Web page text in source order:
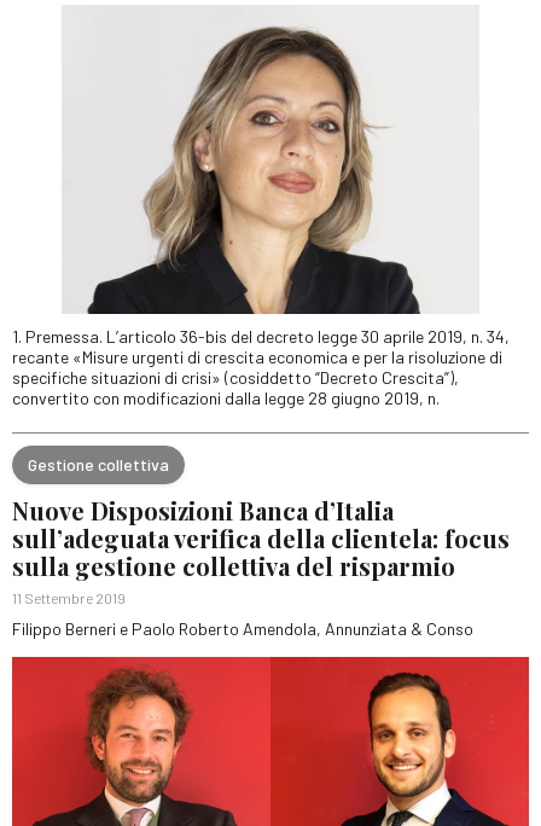
1. Premessa. L’articolo 36-bis del decreto legge 30 aprile 2019, n. 34,
recante «Misure urgenti di crescita economica e per la risoluzione di
specifiche situazioni di crisi» (cosiddetto “Decreto Crescita”),
convertito con modificazioni dalla legge 28 giugno 2019, n.
Gestione collettiva
Nuove Disposizioni Banca d’Italia
sull’adeguata verifica della clientela: focus
sulla gestione collettiva del risparmio
11 Settembre 2019
Filippo Berneri e Paolo Roberto Amendola, Annunziata & Conso